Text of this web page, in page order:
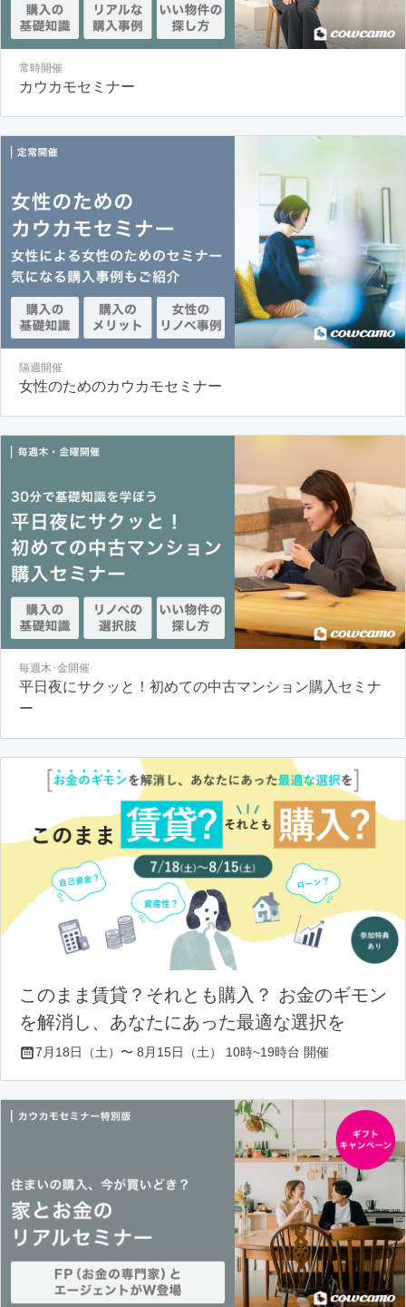
常時開催
カウカモセミナー
隔週開催
女性のためのカウカモセミナー
毎週木･金開催
平日夜にサクッと！初めての中古マンション購入セミナ
ー
このまま賃貸？それとも購入？ お金のギモン
を解消し、あなたにあった最適な選択を
7月18日（土）〜 8月15日（土） 10時~19時台 開催